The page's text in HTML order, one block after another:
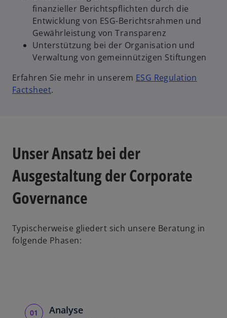
finanzieller Berichtspflichten durch die
Entwicklung von ESG-Berichtsrahmen und
Gewährleistung von Transparenz
Unterstützung bei der Organisation und
Verwaltung von gemeinnützigen Stiftungen
Erfahren Sie mehr in unserem ESG Regulation
Factsheet.
Unser Ansatz bei der
Ausgestaltung der Corporate
Governance
Typischerweise gliedert sich unsere Beratung in
folgende Phasen:
Analyse